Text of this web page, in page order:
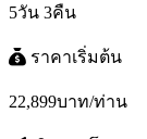
5วัน 3คืน
ราคาเริ่มต้น
22,899บาท/ท่าน